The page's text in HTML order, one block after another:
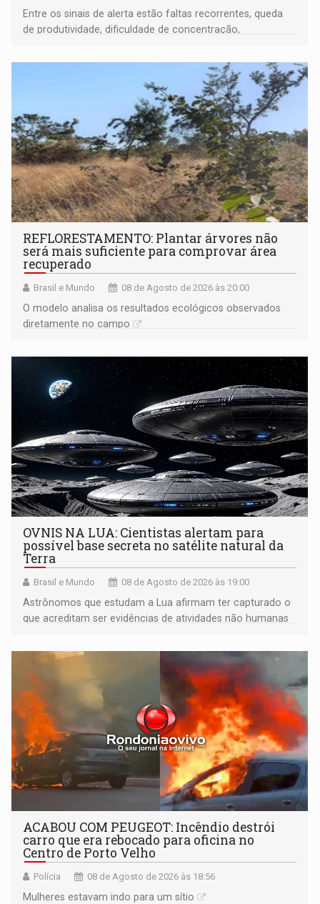
Entre os sinais de alerta estão faltas recorrentes, queda
de produtividade, dificuldade de concentração,
REFLORESTAMENTO: Plantar árvores não
será mais suficiente para comprovar área
recuperado
Brasil e Mundo 08 de Agosto de 2026 às 20:00
O modelo analisa os resultados ecológicos observados
diretamente no campo
OVNIS NA LUA: Cientistas alertam para
possível base secreta no satélite natural da
Terra
Brasil e Mundo 08 de Agosto de 2026 às 19:00
Astrônomos que estudam a Lua afirmam ter capturado o
que acreditam ser evidências de atividades não humanas
órbita
ACABOU COM PEUGEOT: Incêndio destrói
carro que era rebocado para oficina no
Centro de Porto Velho
Polícia 08 de Agosto de 2026 às 18:56
Mulheres estavam indo para um sítio